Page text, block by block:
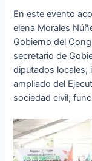
En este evento
elena Morales
Gobierno del
secretario de
diputados locales;
ampliado del
sociedad civil;